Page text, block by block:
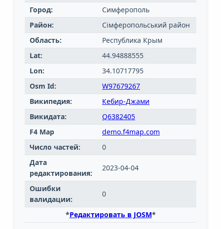
Город:
Симферополь
Район:
Сімферопольський район
Область:
Республика Крым
Lat:
44.94888555
Lon:
34.10717795
Osm Id:
W97679267
Википедия:
Кебир-Джами
Викидата:
Q6382405
F4 Map
demo.f4map.com
Число частей:
0
Дата
редактирования:
2023-04-04
Ошибки
валидации:
0
*Редактировать в JOSM*